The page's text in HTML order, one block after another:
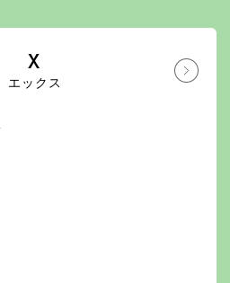
X
エックス